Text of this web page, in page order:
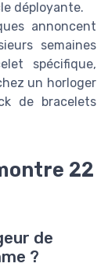
déployante.
annoncent
semaines
spécifique,
un horloger
de bracelets
22
de
?